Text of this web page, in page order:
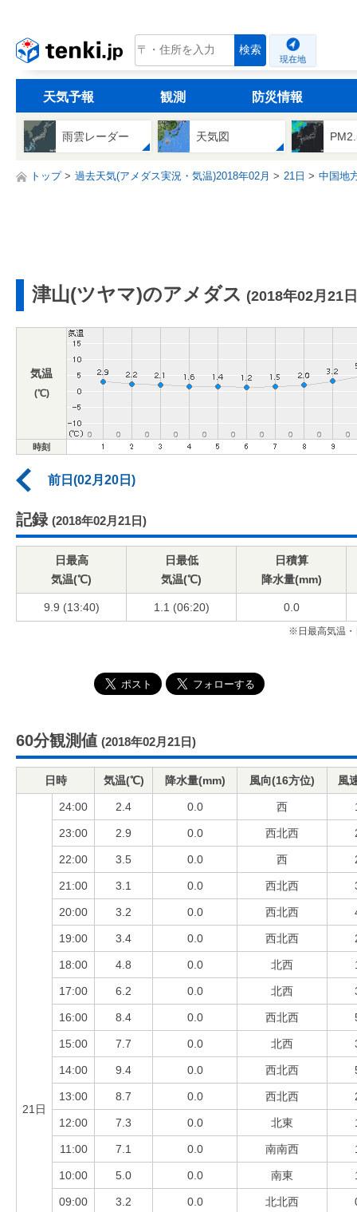
tenki.jp 検索
現在地
天気予報 観測 防災情報
雨雲レーダー 天気図
トップ 過去天気(アメダス実況・気温)2018年02月 21日 中国地
津山(ツヤマ)のアメダス (2018年02月21
気温
(℃)
時刻
前日(02月20日)
記録 (2018年02月21日)
日最高
気温(℃)
日最低
気温(℃)
日積算
降水量(mm)
9.9 (13:40) 1.1 (06:20) 0.0
※日最高気温・
60分観測値 (2018年02月21日)
日時 気温(℃) 降水量(mm) 風向(16方位) 風
21日
24:00 2.4 0.0 西
23:00 2.9 0.0 西北西
22:00 3.5 0.0 西
21:00 3.1 0.0 西北西
20:00 3.2 0.0 西北西
19:00 3.4 0.0 西北西
18:00 4.8 0.0 北西
17:00 6.2 0.0 北西
16:00 8.4 0.0 西北西
15:00 7.7 0.0 北西
14:00 9.4 0.0 西北西
13:00 8.7 0.0 西北西
12:00 7.3 0.0 北東
11:00 7.1 0.0 南南西
10:00 5.0 0.0 南東
09:00 3.2 0.0 北北西